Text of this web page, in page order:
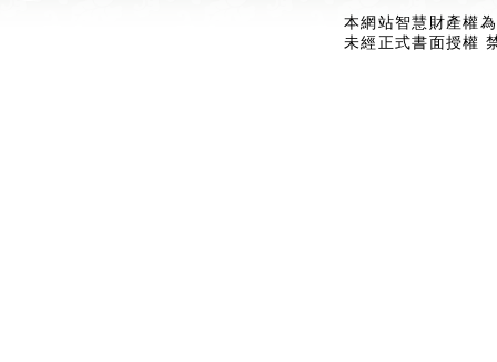
本網站智慧財產權
未經正式書面授權